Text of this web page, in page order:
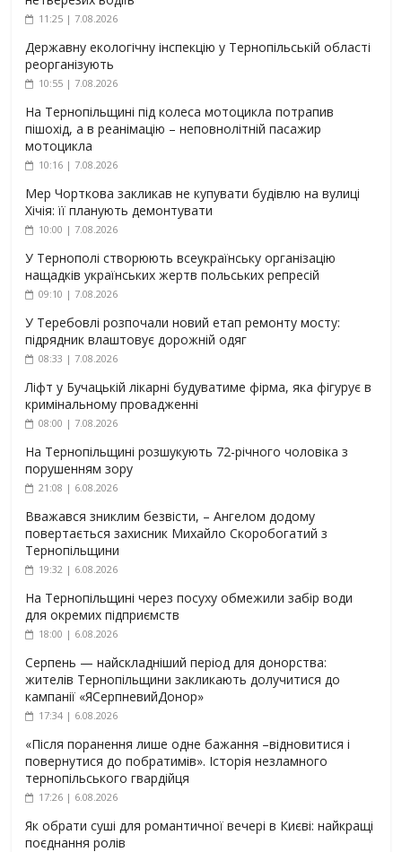
11:25 | 7.08.2026
Державну екологічну інспекцію у Тернопільській області
реорганізують
10:55 | 7.08.2026
На Тернопільщині під колеса мотоцикла потрапив
пішохід, а в реанімацію – неповнолітній пасажир
мотоцикла
10:16 | 7.08.2026
Мер Чорткова закликав не купувати будівлю на вулиці
Хічія: її планують демонтувати
10:00 | 7.08.2026
У Тернополі створюють всеукраїнську організацію
нащадків українських жертв польських репресій
09:10 | 7.08.2026
У Теребовлі розпочали новий етап ремонту мосту:
підрядник влаштовує дорожній одяг
08:33 | 7.08.2026
Ліфт у Бучацькій лікарні будуватиме фірма, яка фігурує в
кримінальному провадженні
08:00 | 7.08.2026
На Тернопільщині розшукують 72-річного чоловіка з
порушенням зору
21:08 | 6.08.2026
Вважався зниклим безвісти, – Ангелом додому
повертається захисник Михайло Скоробогатий з
Тернопільщини
19:32 | 6.08.2026
На Тернопільщині через посуху обмежили забір води
для окремих підприємств
18:00 | 6.08.2026
Серпень — найскладніший період для донорства:
жителів Тернопільщини закликають долучитися до
кампанії «ЯСерпневийДонор»
17:34 | 6.08.2026
«Після поранення лише одне бажання –відновитися і
повернутися до побратимів». Історія незламного
тернопільського гвардійця
17:26 | 6.08.2026
Як обрати суші для романтичної вечері в Києві: найкращі
поєднання ролів